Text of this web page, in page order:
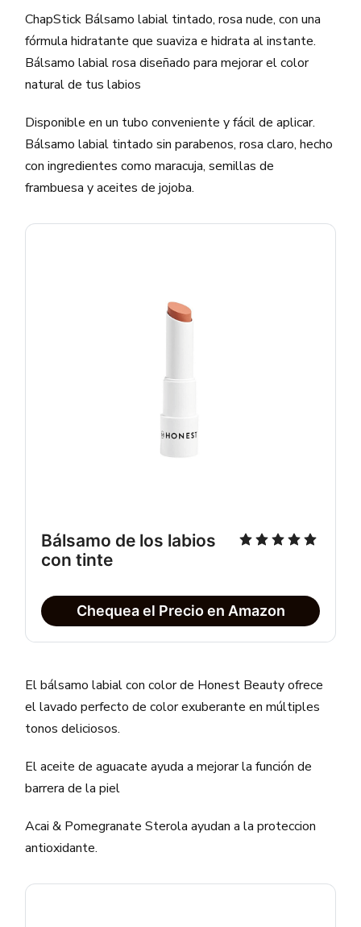
ChapStick Bálsamo labial tintado, rosa nude, con una
fórmula hidratante que suaviza e hidrata al instante.
Bálsamo labial rosa diseñado para mejorar el color
natural de tus labios
Disponible en un tubo conveniente y fácil de aplicar.
Bálsamo labial tintado sin parabenos, rosa claro, hecho
con ingredientes como maracuja, semillas de
frambuesa y aceites de jojoba.
Bálsamo de los labios
con tinte
Chequea el Precio en Amazon
El bálsamo labial con color de Honest Beauty ofrece
el lavado perfecto de color exuberante en múltiples
tonos deliciosos.
El aceite de aguacate ayuda a mejorar la función de
barrera de la piel
Acai & Pomegranate Sterola ayudan a la proteccion
antioxidante.